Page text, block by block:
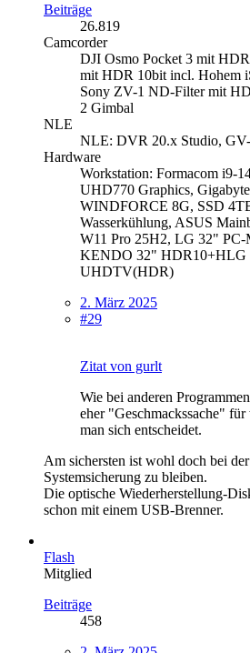
Beiträge
26.819
Camcorder
DJI Osmo Pocket 3 mit
mit HDR 10bit incl. Hohem
Sony ZV-1 ND-Filter mit
2 Gimbal
NLE
NLE: DVR 20.x Studio,
Hardware
Workstation: Formacom i9-
UHD770 Graphics,
WINDFORCE 8G, SSD
Wasserkühlung, ASUS
W11 Pro 25H2, LG 32"
KENDO 32"
UHDTV(HDR)
2. März 2025
#29
Zitat von gurlt
Wie bei anderen
eher "Geschmackssache"
man sich entscheidet.
Am sichersten ist wohl doch bei
Systemsicherung zu bleiben.
Die optische Wiederherstellung-
schon mit einem USB-Brenner.
Flash
Mitglied
Beiträge
458